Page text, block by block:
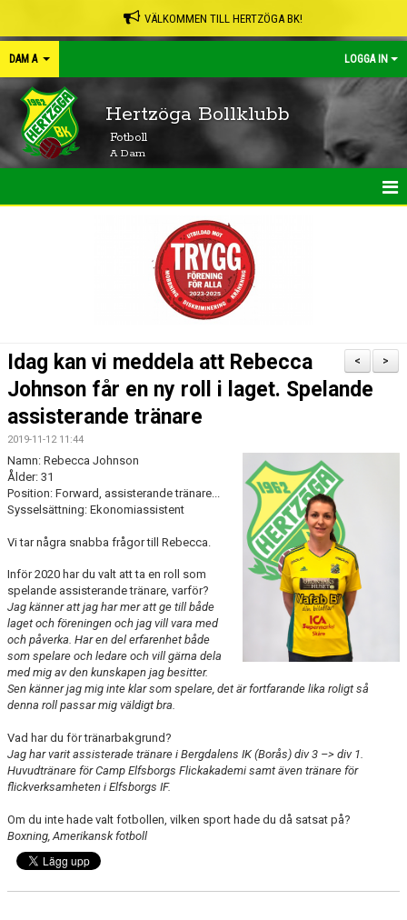
VÄLKOMMEN TILL HERTZÖGA BK!
DAM A LOGGA IN
Hertzöga Bollklubb
Fotboll
A Dam
TRUPPEN
BILDGALLERI
DOKUMENT
KONTAKT
HISTORIA
>
<
Idag kan vi meddela att Rebecca
Johnson får en ny roll i laget. Spelande
assisterande tränare
2019-11-12 11:44
Namn: Rebecca Johnson
Ålder: 31
Position: Forward, assisterande tränare...
Sysselsättning: Ekonomiassistent
Vi tar några snabba frågor till Rebecca.
Inför 2020 har du valt att ta en roll som
spelande assisterande tränare, varför?
Jag känner att jag har mer att ge till både
laget och föreningen och jag vill vara med
och påverka. Har en del erfarenhet både
som spelare och ledare och vill gärna dela
med mig av den kunskapen jag besitter.
Sen känner jag mig inte klar som spelare, det är fortfarande lika roligt så
denna roll passar mig väldigt bra.
Vad har du för tränarbakgrund?
Jag har varit assisterade tränare i Bergdalens IK (Borås) div 3 –> div 1.
Huvudtränare för Camp Elfsborgs Flickakademi samt även tränare för
flickverksamheten i Elfsborgs IF.
Om du inte hade valt fotbollen, vilken sport hade du då satsat på?
Boxning, Amerikansk fotboll